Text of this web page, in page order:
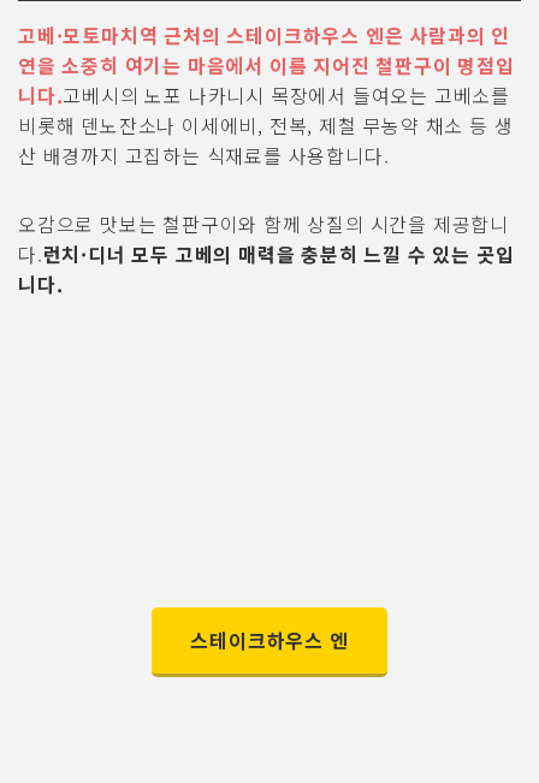
고베·모토마치역 근처의 스테이크하우스 엔은 사람과의 인
연을 소중히 여기는 마음에서 이름 지어진 철판구이 명점입
니다.고베시의 노포 나카니시 목장에서 들여오는 고베소를
비롯해 덴노잔소나 이세에비, 전복, 제철 무농약 채소 등 생
산 배경까지 고집하는 식재료를 사용합니다.
오감으로 맛보는 철판구이와 함께 상질의 시간을 제공합니
다.런치·디너 모두 고베의 매력을 충분히 느낄 수 있는 곳입
니다.
스테이크하우스 엔